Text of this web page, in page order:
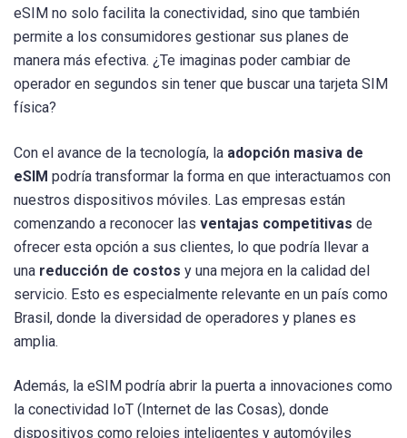
eSIM no solo facilita la conectividad, sino que también
permite a los consumidores gestionar sus planes de
manera más efectiva. ¿Te imaginas poder cambiar de
operador en segundos sin tener que buscar una tarjeta SIM
física?
Con el avance de la tecnología, la adopción masiva de
eSIM podría transformar la forma en que interactuamos con
nuestros dispositivos móviles. Las empresas están
comenzando a reconocer las ventajas competitivas de
ofrecer esta opción a sus clientes, lo que podría llevar a
una reducción de costos y una mejora en la calidad del
servicio. Esto es especialmente relevante en un país como
Brasil, donde la diversidad de operadores y planes es
amplia.
Además, la eSIM podría abrir la puerta a innovaciones como
la conectividad IoT (Internet de las Cosas), donde
dispositivos como relojes inteligentes y automóviles